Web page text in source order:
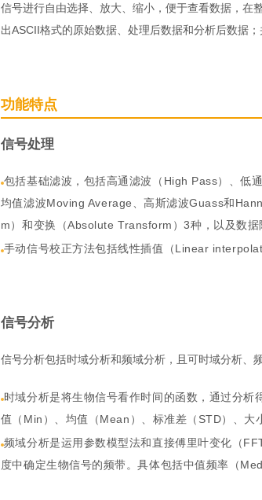
信号进行自由选择、放大、缩小，便于查看数据，在
出ASCII格式的原始数据、处理后数据和分析后数据；
功能特点
信号处理
包括基础滤波，包括高通滤波（High Pass）、低
均值滤波Moving Average、高斯滤波Guass和
m）和变换（Absolute Transform）3种，以及数据
手动信号校正方法包括线性插值（Linear
信号分析
信号分析包括时域分析和频域分析，且可时域分析、
时域分析是将生物信号看作时间的函数，通过分
值（Min）、均值（Mean）、标准差（STD）、大
频域分析是运用参数模型法和直接傅里叶变化（
度中确定生物信号的频带。具体包括中值频率（